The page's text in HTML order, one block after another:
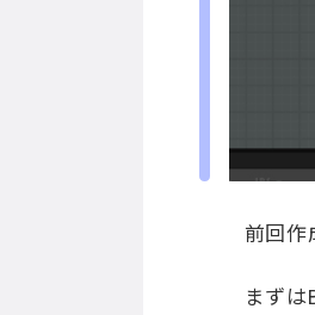
前回作
まずは